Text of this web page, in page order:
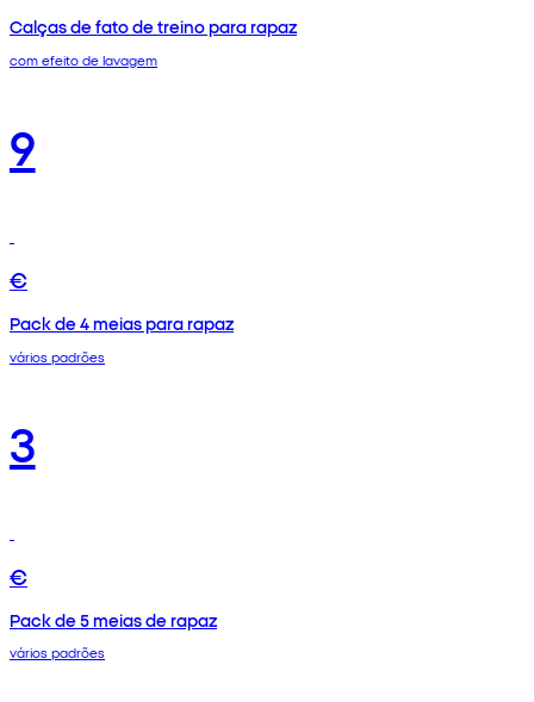
Calças de fato de treino para rapaz
com efeito de lavagem
9
€
Pack de 4 meias para rapaz
vários padrões
3
€
Pack de 5 meias de rapaz
vários padrões